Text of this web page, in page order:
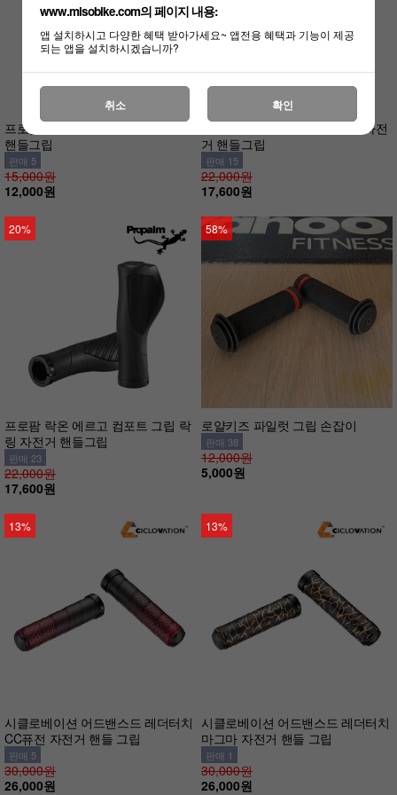
프로팜 락온 슬림 그립 락링 자전거
핸들그립
판매 5
15,000원
12,000원
프로팜 락온 에르고 그립 락링 자전
거 핸들그립
판매 15
22,000원
17,600원
20%
프로팜 락온 에르고 컴포트 그립 락
링 자전거 핸들그립
판매 23
22,000원
17,600원
58%
로얄키즈 파일럿 그립 손잡이
판매 38
12,000원
5,000원
13%
시클로베이션 어드밴스드 레더터치
CC퓨전 자전거 핸들 그립
판매 5
30,000원
26,000원
13%
시클로베이션 어드밴스드 레더터치
마그마 자전거 핸들 그립
판매 1
30,000원
26,000원
www.misobike.com의 페이지 내용:
앱 설치하시고 다양한 혜택 받아가세요~ 앱전용 혜택과 기능이 제공
되는 앱을 설치하시겠습니까?
취소 확인